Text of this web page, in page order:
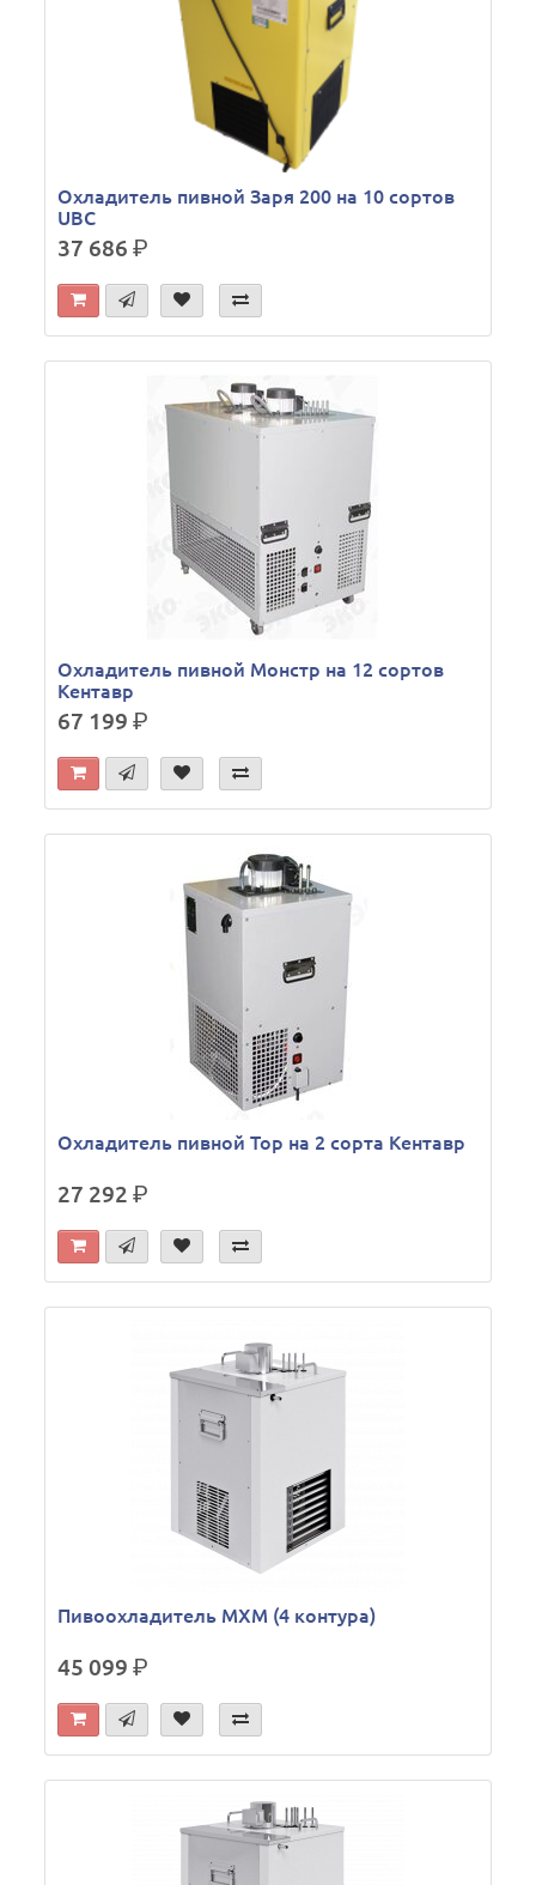
Охладитель пивной Заря 200 на 10 сортов
UBC
37 686р.
Охладитель пивной Монстр на 12 сортов
Кентавр
67 199р.
Охладитель пивной Тор на 2 сорта Кентавр
27 292р.
Пивоохладитель МХМ (4 контура)
45 099р.